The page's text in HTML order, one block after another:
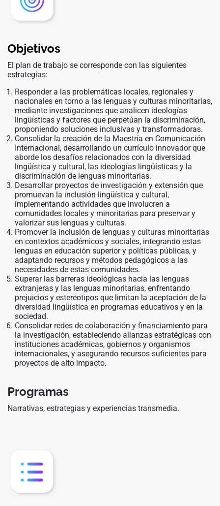
Objetivos
El plan de trabajo se corresponde con las siguientes
estrategias:
Responder a las problemáticas locales, regionales y
nacionales en torno a las lenguas y culturas minoritarias,
mediante investigaciones que analicen ideologías
lingüísticas y factores que perpetúan la discriminación,
proponiendo soluciones inclusivas y transformadoras.
Consolidar la creación de la Maestría en Comunicación
Internacional, desarrollando un currículo innovador que
aborde los desafíos relacionados con la diversidad
lingüística y cultural, las ideologías lingüísticas y la
discriminación de lenguas minoritarias.
Desarrollar proyectos de investigación y extensión que
promuevan la inclusión lingüística y cultural,
implementando actividades que involucren a
comunidades locales y minoritarias para preservar y
valorizar sus lenguas y culturas.
Promover la inclusión de lenguas y culturas minoritarias
en contextos académicos y sociales, integrando estas
lenguas en educación superior y políticas públicas, y
adaptando recursos y métodos pedagógicos a las
necesidades de estas comunidades.
Superar las barreras ideológicas hacia las lenguas
extranjeras y las lenguas minoritarias, enfrentando
prejuicios y estereotipos que limitan la aceptación de la
diversidad lingüística en programas educativos y en la
sociedad.
Consolidar redes de colaboración y financiamiento para
la investigación, estableciendo alianzas estratégicas con
instituciones académicas, gobiernos y organismos
internacionales, y asegurando recursos suficientes para
proyectos de alto impacto.
Programas
Narrativas, estrategias y experiencias transmedia.